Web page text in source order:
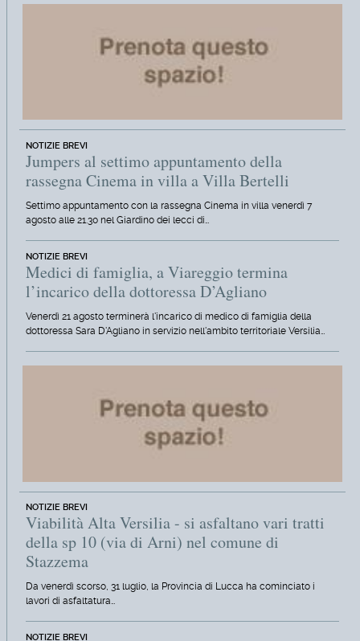
NOTIZIE BREVI
Jumpers al settimo appuntamento della
rassegna Cinema in villa a Villa Bertelli
Settimo appuntamento con la rassegna Cinema in villa venerdì 7
agosto alle 21.30 nel Giardino dei lecci di…
NOTIZIE BREVI
Medici di famiglia, a Viareggio termina
l’incarico della dottoressa D’Agliano
Venerdì 21 agosto terminerà l'incarico di medico di famiglia della
dottoressa Sara D'Agliano in servizio nell'ambito territoriale Versilia…
NOTIZIE BREVI
Viabilità Alta Versilia - si asfaltano vari tratti
della sp 10 (via di Arni) nel comune di
Stazzema
Da venerdì scorso, 31 luglio, la Provincia di Lucca ha cominciato i
lavori di asfaltatura…
NOTIZIE BREVI